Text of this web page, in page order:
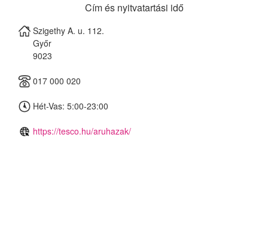
Cím és nyitvatartási idő
Szigethy A. u. 112.
Győr
9023
017 000 020
Hét-Vas: 5:00-23:00
https://tesco.hu/aruhazak/